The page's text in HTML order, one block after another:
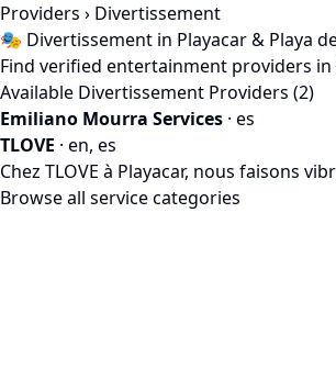
Providers › Divertissement
🎭 Divertissement in Playacar & Playa
Find verified entertainment providers in
Available Divertissement Providers (2)
Emiliano Mourra Services · es
TLOVE · en, es
Chez TLOVE à Playacar, nous faisons
Browse all service categories